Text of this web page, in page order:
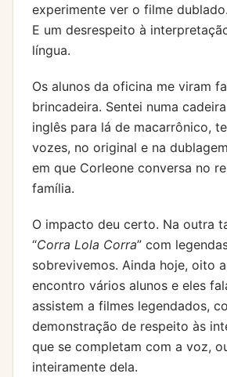
experimente ver o filme
E um desrespeito à
língua.
Os alunos da oficina me viram
brincadeira. Sentei numa
inglês para lá de macarrônico,
vozes, no original e na
em que Corleone conversa no
família.
O impacto deu certo. Na outra
“Corra Lola Corra” com
sobrevivemos. Ainda hoje, oito
encontro vários alunos e eles
assistem a filmes legendados,
demonstração de respeito às
que se completam com a voz,
inteiramente dela.